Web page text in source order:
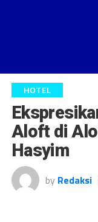
HOTEL
Aloft di
Hasyim
by Redaksi